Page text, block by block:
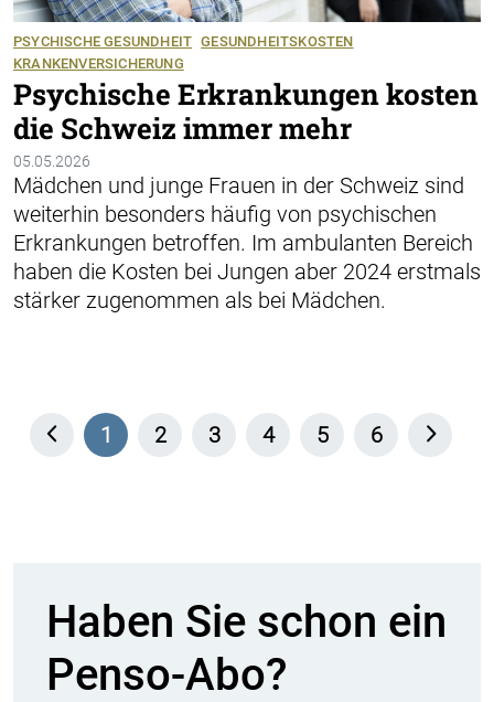
PSYCHISCHE GESUNDHEIT GESUNDHEITSKOSTEN
KRANKENVERSICHERUNG
Psychische Erkrankungen kosten
die Schweiz immer mehr
05.05.2026
Mädchen und junge Frauen in der Schweiz sind
weiterhin besonders häufig von psychischen
Erkrankungen betroffen. Im ambulanten Bereich
haben die Kosten bei Jungen aber 2024 erstmals
stärker zugenommen als bei Mädchen.
1 2 3 4 5 6
Haben Sie schon ein
Penso-Abo?